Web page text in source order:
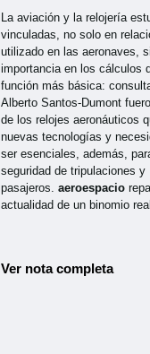
La aviación y la relojería
vinculadas, no solo en
utilizado en las aeronaves,
importancia en los cálculos
función más básica:
Alberto Santos-Dumont
de los relojes aeronáuticos
nuevas tecnologías y
ser esenciales, además,
seguridad de tripulaciones y
pasajeros.aeroespacio
actualidad de un binomio
Ver nota completa